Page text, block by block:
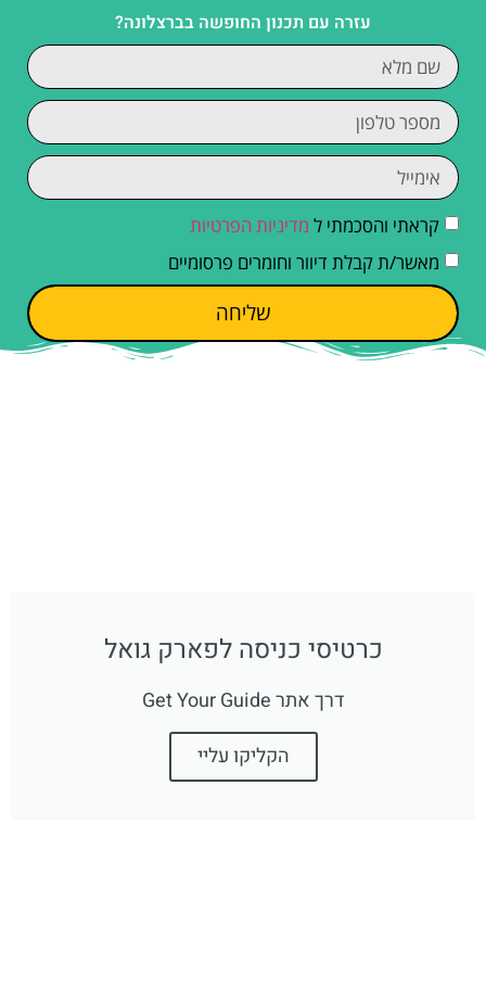
עזרה עם תכנון החופשה בברצלונה?
קראתי והסכמתי ל מדיניות הפרטיות
מאשר/ת קבלת דיוור וחומרים פרסומיים
שליחה
כרטיסי כניסה לפארק גואל
דרך אתר Get Your Guide
הקליקו עליי